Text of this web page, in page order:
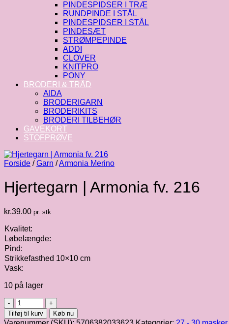
PINDESPIDSER I TRÆ
RUNDPINDE I STÅL
PINDESPIDSER I STÅL
PINDESÆT
STRØMPEPINDE
ADDI
CLOVER
KNITPRO
PONY
BRODERI & TRÅD
AIDA
BRODERIGARN
BRODERIKITS
BRODERI TILBEHØR
GAVEKORT
STOFPRØVE
Forside / Garn /Armonia Merino
Hjertegarn | Armonia fv. 216
kr.39.00 pr. stk
Kvalitet:
Løbelængde:
Pind:
Strikkefasthed 10×10 cm
Vask:
10 på lager
Hjertegarn
|
Armonia
Tilføj til kurv Køb nu